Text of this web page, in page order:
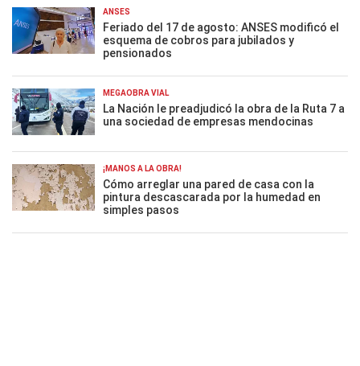
ANSES
Feriado del 17 de agosto: ANSES modificó el
esquema de cobros para jubilados y
pensionados
MEGAOBRA VIAL
La Nación le preadjudicó la obra de la Ruta 7 a
una sociedad de empresas mendocinas
¡MANOS A LA OBRA!
Cómo arreglar una pared de casa con la
pintura descascarada por la humedad en
simples pasos